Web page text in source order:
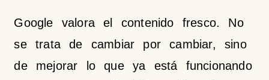
Google valora el contenido fresco. No
se trata de cambiar por cambiar, sino
de mejorar lo que ya está funcionando